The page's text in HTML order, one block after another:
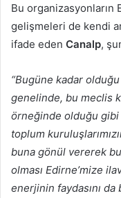
Bu organizasyonların
gelişmeleri de kendi
ifade eden Canalp,
“Bugüne kadar
genelinde, bu meclis
örneğinde olduğu
toplum
buna gönül vererek
olması Edirne’mize
enerjinin faydasını